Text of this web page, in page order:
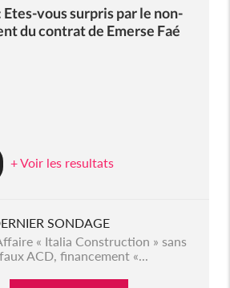
vous surpris par le non-
du contrat de Emerse Faé
+ Voir les resultats
SONDAGE
« Italia Construction » sans
ACD, financement «...